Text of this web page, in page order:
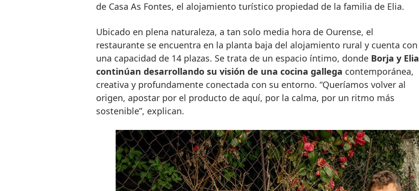
de Casa As Fontes, el alojamiento turístico propiedad de la familia de Elia.
Ubicado en plena naturaleza, a tan solo media hora de Ourense, el
restaurante se encuentra en la planta baja del alojamiento rural y cuenta con
una capacidad de 14 plazas. Se trata de un espacio íntimo, donde Borja y Elia
continúan desarrollando su visión de una cocina gallega contemporánea,
creativa y profundamente conectada con su entorno. “Queríamos volver al
origen, apostar por el producto de aquí, por la calma, por un ritmo más
sostenible”, explican.